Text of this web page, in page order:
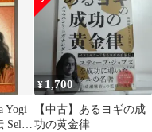
Yogi
Self-
¥ 1,700
【中古】あるヨギの成
功の黄金律